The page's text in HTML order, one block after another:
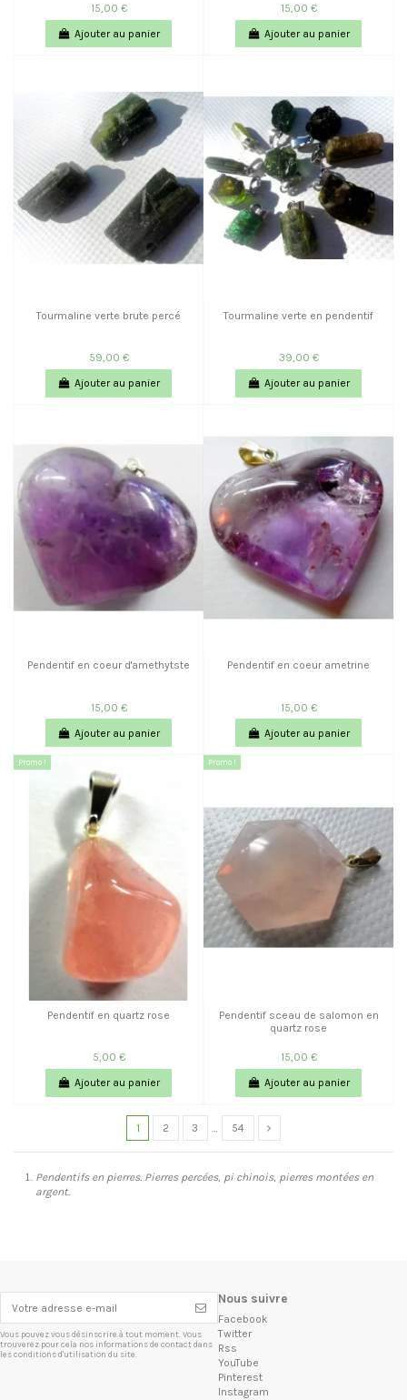
15,00 €
Ajouter au panier
15,00 €
Ajouter au panier
Tourmaline verte brute percé
59,00 €
Ajouter au panier
Tourmaline verte en pendentif
39,00 €
Ajouter au panier
Pendentif en coeur d'amethytste
15,00 €
Ajouter au panier
Pendentif en coeur ametrine
15,00 €
Ajouter au panier
Promo !
Pendentif en quartz rose
5,00 €
Ajouter au panier
Promo !
Pendentif sceau de salomon en
quartz rose
15,00 €
Ajouter au panier
1 2 3 … 54
Pendentifs en pierres. Pierres percées, pi chinois, pierres montées en
argent.
Vous pouvez vous désinscrire à tout moment. Vous
trouverez pour cela nos informations de contact dans
les conditions d'utilisation du site.
Nous suivre
Facebook
Twitter
Rss
YouTube
Pinterest
Instagram